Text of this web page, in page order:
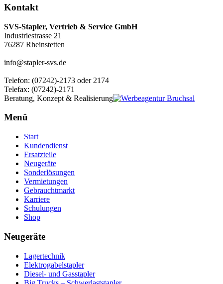
Kontakt
SVS-Stapler, Vertrieb & Service GmbH
Industriestrasse 21
76287 Rheinstetten
info@stapler-svs.de
Telefon: (07242)-2173 oder 2174
Telefax: (07242)-2171
Beratung, Konzept & Realisierung
Menü
Start
Kundendienst
Ersatzteile
Neugeräte
Sonderlösungen
Vermietungen
Gebrauchtmarkt
Karriere
Schulungen
Shop
Neugeräte
Lagertechnik
Elektrogabelstapler
Diesel- und Gasstapler